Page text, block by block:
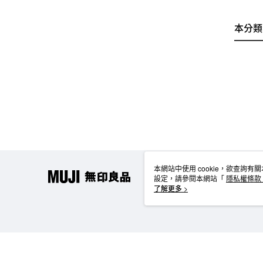
本分
本網站中使用 cookie，欲查詢有
設定，請參閱本網站「 隱私權條款
使用 cookie。
了解更多 >